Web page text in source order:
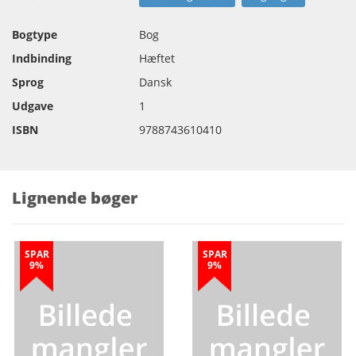
Bogtype
Bog
Indbinding
Hæftet
Sprog
Dansk
Udgave
1
ISBN
9788743610410
Lignende bøger
SPAR
9%
SPAR
9%